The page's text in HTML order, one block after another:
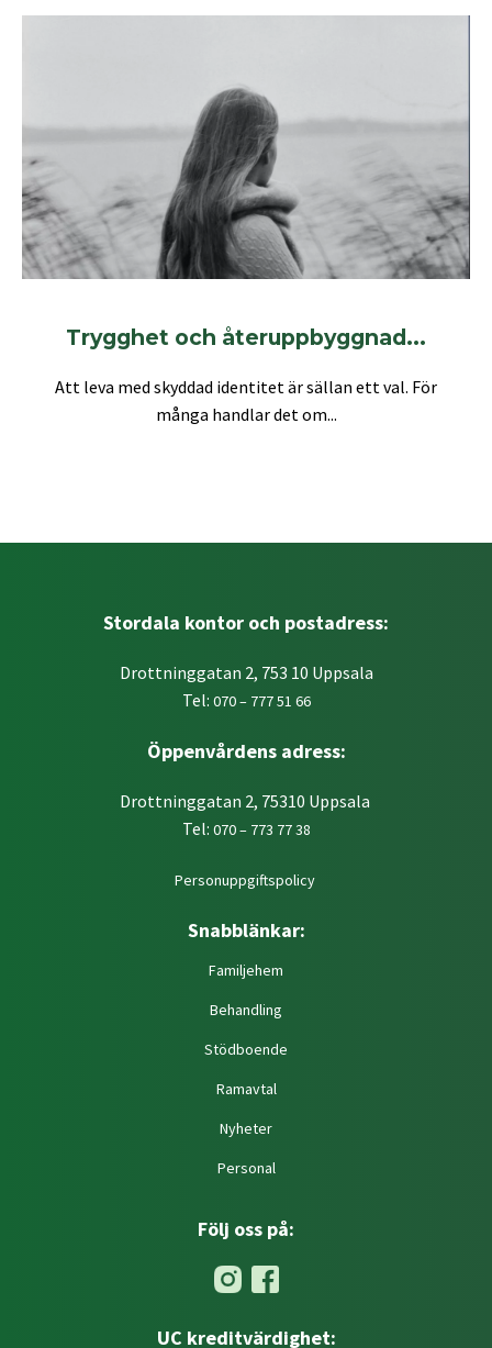
Trygghet och återuppbyggnad...
Att leva med skyddad identitet är sällan ett val. För
många handlar det om...
Stordala kontor och postadress:
Drottninggatan 2, 753 10 Uppsala
Tel: 070 – 777 51 66
Öppenvårdens adress:
Drottninggatan 2, 75310 Uppsala
Tel: 070 – 773 77 38
Personuppgiftspolicy
Snabblänkar:
Familjehem
Behandling
Stödboende
Ramavtal
Nyheter
Personal
Följ oss på:
UC kreditvärdighet: